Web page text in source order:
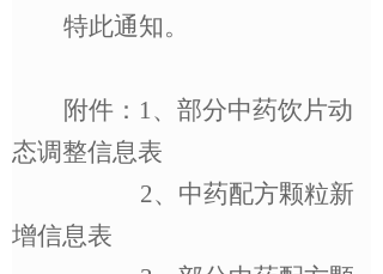
特此通知。
附件： 1、 部分中药饮片动
态调整信息表
2、中药配方颗粒新
增信息表